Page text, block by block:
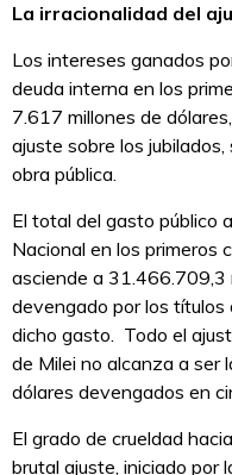
La irracionalidad del
Los intereses ganados
deuda interna en los
7.617 millones de
ajuste sobre los
obra pública.
El total del gasto público
Nacional en los primeros
asciende a 31.466.709,3
devengado por los
dicho gasto. Todo el
de Milei no alcanza a ser
dólares devengados en
El grado de crueldad
brutal ajuste, iniciado por